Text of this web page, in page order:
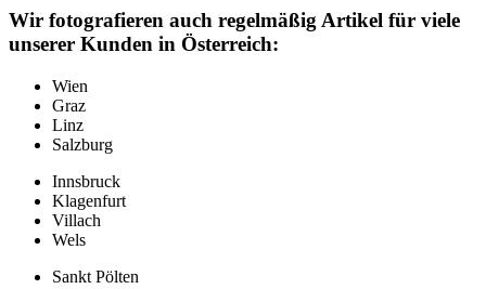
Wir fotografieren auch regelmäßig Artikel für viele
unserer Kunden in Österreich:
Wien
Graz
Linz
Salzburg
Innsbruck
Klagenfurt
Villach
Wels
Sankt Pölten